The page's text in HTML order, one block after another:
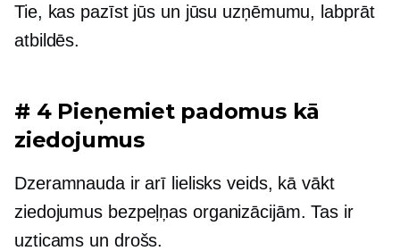
Tie, kas pazīst jūs un jūsu uzņēmumu, labprāt
atbildēs.
# 4 Pieņemiet padomus kā
ziedojumus
Dzeramnauda ir arī lielisks veids, kā vākt
ziedojumus bezpeļņas organizācijām. Tas ir
uzticams un drošs.